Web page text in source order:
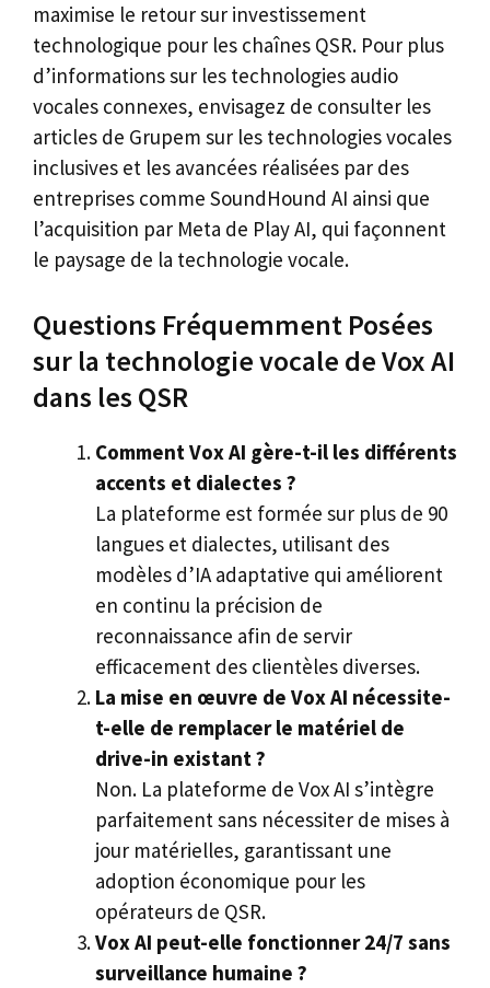
maximise le retour sur investissement
technologique pour les chaînes QSR. Pour plus
d’informations sur les technologies audio
vocales connexes, envisagez de consulter les
articles de Grupem sur les technologies vocales
inclusives et les avancées réalisées par des
entreprises comme SoundHound AI ainsi que
l’acquisition par Meta de Play AI, qui façonnent
le paysage de la technologie vocale.
Questions Fréquemment Posées
sur la technologie vocale de Vox AI
dans les QSR
Comment Vox AI gère-t-il les différents
accents et dialectes ?
La plateforme est formée sur plus de 90
langues et dialectes, utilisant des
modèles d’IA adaptative qui améliorent
en continu la précision de
reconnaissance afin de servir
efficacement des clientèles diverses.
La mise en œuvre de Vox AI nécessite-
t-elle de remplacer le matériel de
drive-in existant ?
Non. La plateforme de Vox AI s’intègre
parfaitement sans nécessiter de mises à
jour matérielles, garantissant une
adoption économique pour les
opérateurs de QSR.
Vox AI peut-elle fonctionner 24/7 sans
surveillance humaine ?